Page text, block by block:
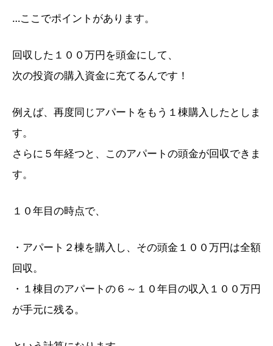
…ここでポイントがあります。
回収した１００万円を頭金にして、
次の投資の購入資金に充てるんです！
例えば、再度同じアパートをもう１棟購入したとしま
す。
さらに５年経つと、このアパートの頭金が回収できま
す。
１０年目の時点で、
・アパート２棟を購入し、その頭金１００万円は全額
回収。
・１棟目のアパートの６～１０年目の収入１００万円
が手元に残る。